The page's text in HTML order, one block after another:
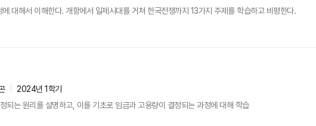
대해서 이해한다. 개항에서 일제시대를 거쳐 한국전쟁까지 13가지 주제를 학습하고 비평한다.
2024년 1학기
되는 원리를 설명하고, 이를 기초로 임금과 고용량이 결정되는 과정에 대해 학습